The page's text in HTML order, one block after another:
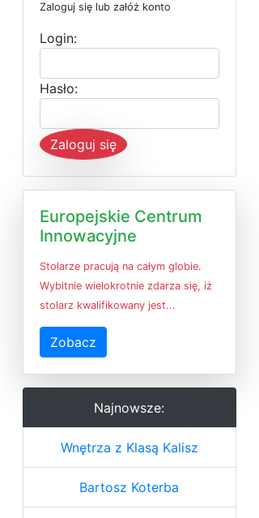
Zaloguj się lub załóż konto
Login:
Hasło:
Zaloguj się
Europejskie Centrum
Innowacyjne
Stolarze pracują na całym globie.
Wybitnie wielokrotnie zdarza się, iż
stolarz kwalifikowany jest...
Zobacz
Najnowsze:
Wnętrza z Klasą Kalisz
Bartosz Koterba